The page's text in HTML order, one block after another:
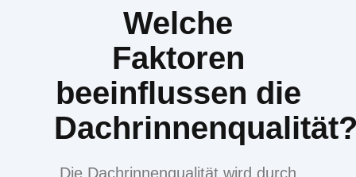
Welche
Faktoren
beeinflussen die
Die Dachrinnenqualität wird durch